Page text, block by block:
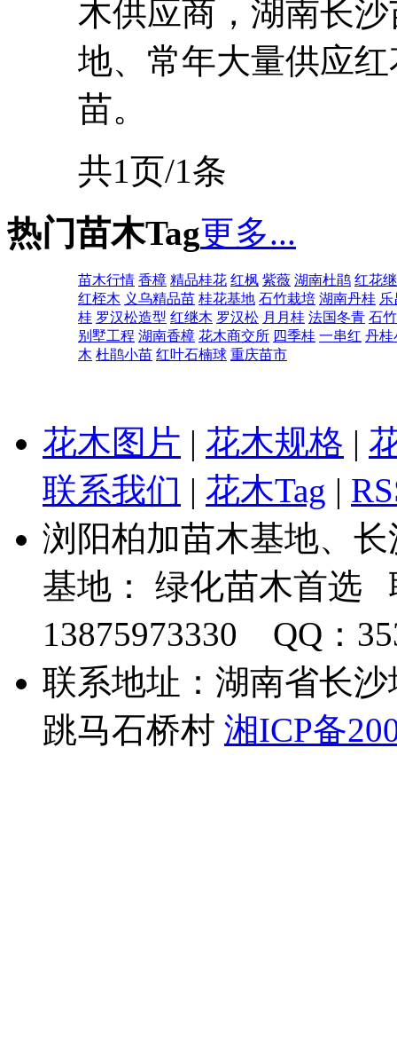
木供应商，湖南长
地、常年大量供应
苗。
共1页/1条
热门苗木Tag更多...
苗木行情 香樟 精品桂花 红枫 紫薇 湖南杜鹃 红花
红桎木 义乌精品苗 桂花基地 石竹栽培 湖南丹桂
桂 罗汉松造型 红继木 罗汉松 月月桂 法国冬青 石
别墅工程 湖南香樟 花木商交所 四季桂 一串红 丹桂
木 杜鹃小苗 红叶石楠球 重庆苗市
花木图片 | 花木规格 |
联系我们 | 花木Tag |
浏阳柏加苗木基地、
基地： 绿化苗木首选
13875973330 QQ：
联系地址：湖南省长
跳马石桥村 湘ICP备